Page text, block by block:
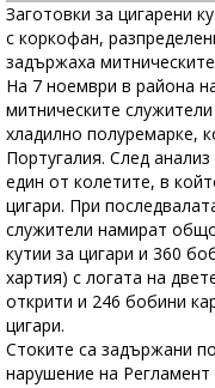
Заготовки за цигарени
с коркофан,
задържаха
На 7 ноември в района
митническите
хладилно полуремарке,
Португалия. След
един от колетите, в
цигари. При
служители намират
кутии за цигари и 360
хартия) с логата на
открити и 246 бобини
цигари.
Стоките са задържани
нарушение на